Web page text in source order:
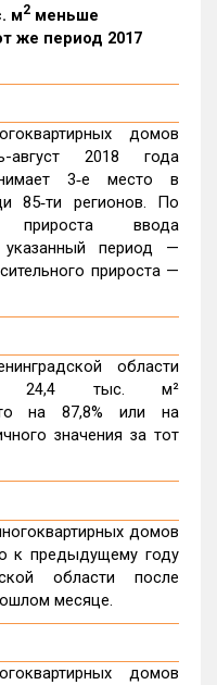
м2 меньше
же период 2017
домов
август 2018 года
3‑е место в
85‑ти регионов. По
прироста ввода
период —
прироста —
области
24,4 тыс. м²
на 87,8% или на
значения за тот
домов
к предыдущему году
области после
месяце.
домов